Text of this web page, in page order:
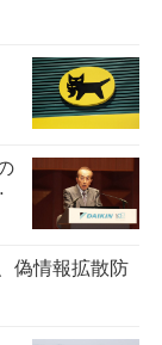
偽情報拡散防